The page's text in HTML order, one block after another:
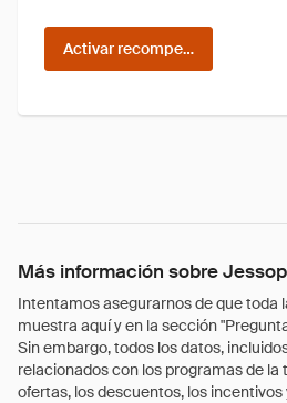
Activar recompensas
Más información sobre
Intentamos asegurarnos de que toda
muestra aquí y en la sección
Sin embargo, todos los datos,
relacionados con los programas de la
ofertas, los descuentos, los